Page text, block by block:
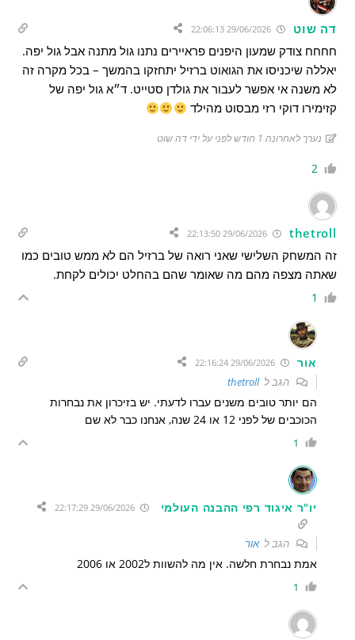
דה שוט
חחחח צודק שמעון היפנים פראיירים נתנו גול מתנה אבל גול יפה.
יאללה שיכניסו את הגואוט ברזיל יתחזקו בהמשך – בכל מקרה זה
לא משנה אי אפשר לעבור את גולדן סטייט. ד״א גול יפה של
קזימירו דוקי רזי מבסוט מהילד
נערך לאחרונה 1 חודש לפני על ידי דה שוט
2
thetroll
29/06/2026 22:13:50
זה המשחק השלישי שאני רואה של ברזיל הם לא ממש טובים כמו
שאתה מצפה מהם מה שאומר שהם בהחלט יכולים לקחת.
1
אור
הגב לthetroll
הם יותר טובים משנים עברו לדעתי. יש בזיכרון את נבחרות
הכוכבים של לפני 12 או 24 שנה, אנחנו כבר לא שם
1
יו"ר איגוד רפי ההבנה העולמי 29/06/2026 22:17:29
הגב לאור
אמת נבחרת חלשה. אין מה להשוות ל2002 או 2006
1